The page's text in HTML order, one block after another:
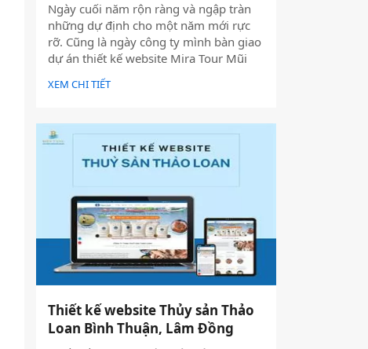
Ngày cuối năm rộn ràng và ngập tràn
những dự định cho một năm mới rực
rỡ. Cũng là ngày công ty mình bàn giao
dự án thiết kế website Mira Tour Mũi
Né – một website chuyên về tour du
lịch và thuê xe
XEM CHI TIẾT
Thiết kế website Thủy sản Thảo
Loan Bình Thuận, Lâm Đồng